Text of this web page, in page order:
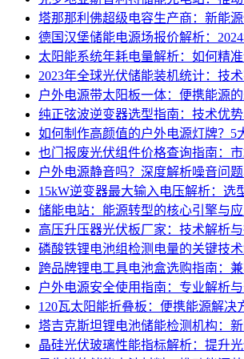
塔那那利佛超级电容生产商：新能
德国汉堡储能电源场报价解析：
太阳能系统年耗电量解析：如何精
2023年全球光伏储能装机统计：技
户外电源带太阳板一体：便携能源
纯正弦波逆变器选型指南：技术优
如何制作高颜值的户外电源灯牌？5
也门报废光伏组件价格查询指南：
户外电源静音吗？深度解析噪音问
15kW逆变器最大输入电压解析：选
储能电站：能源转型的核心引擎与
高压升压器光伏板厂家：技术解析
磷酸铁锂电池组检测电量的关键技
跨品牌锂电工具电池盒选购指南：
户外电源安全使用指南：专业解析
120瓦太阳能折叠板：便携能源解决
塔吉克斯坦锂电池储能检测机构：
晶硅光伏玻璃性能指标解析：提升